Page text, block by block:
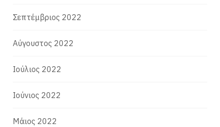
Σεπτέμβριος 2022
Αύγουστος 2022
Ιούλιος 2022
Ιούνιος 2022
Μάιος 2022